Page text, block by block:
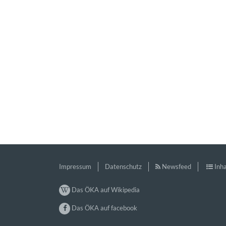
Impressum Datenschutz Newsfeed
Das ÖKA auf Wikipedia
Das ÖKA auf facebook